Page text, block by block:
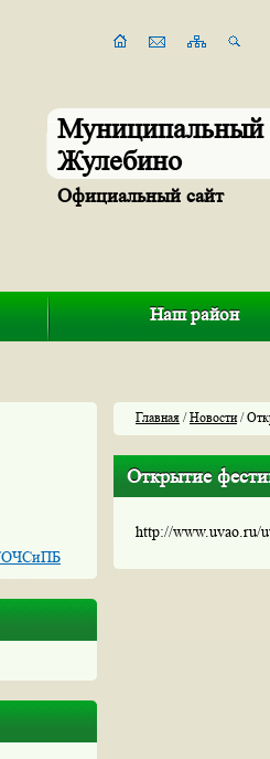
Муниципальный
Жулебино
Официальный сайт
Наш район
Главная /Новости/
Открытие
http://www.uvao.ru/